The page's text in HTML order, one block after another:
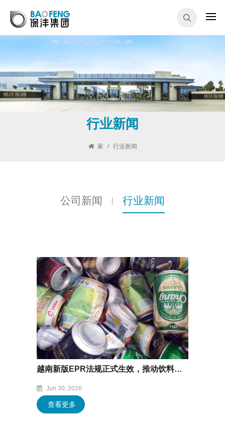
行业新闻
家 / 行业新闻
公司新闻 行业新闻
越南新版EPR法规正式生效，推动饮料包装循环经济发展
Jun 30, 2026
查看更多